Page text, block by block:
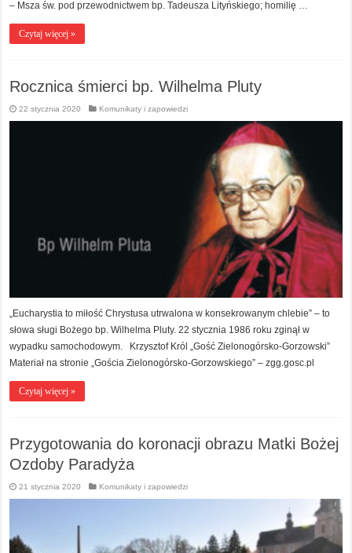
– Msza św. pod przewodnictwem bp. Tadeusza Lityńskiego; homilię …
Czytaj więcej »
Rocznica śmierci bp. Wilhelma Pluty
22 stycznia 2020 Komunikaty i zapowiedzi
„Eucharystia to miłość Chrystusa utrwalona w konsekrowanym chlebie” – to
słowa sługi Bożego bp. Wilhelma Pluty. 22 stycznia 1986 roku zginął w
wypadku samochodowym. Krzysztof Król „Gość Zielonogórsko-Gorzowski”
Materiał na stronie „Gościa Zielonogórsko-Gorzowskiego” – zgg.gosc.pl
Czytaj więcej »
Przygotowania do koronacji obrazu Matki Bożej
Ozdoby Paradyża
21 stycznia 2020 Komunikaty i zapowiedzi